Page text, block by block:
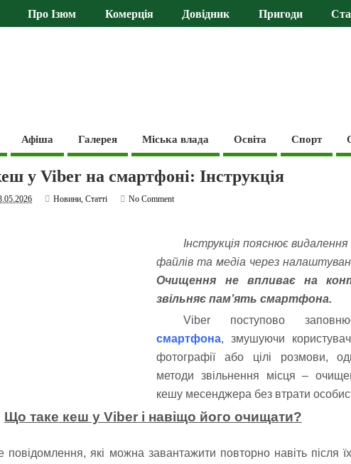
Про Ізюм Комерція Довідник Пригоди
Афіша Галерея Міська влада Освіта Спорт
у Viber на смартфоні: Інструкція
Новини,Статті
No Comment
Інструкція пояснює
файлів та медіа через
Очищення не впливає на
звільняє пам’ять смартфона.
Viber поступово
смартфона, змушуючи
фотографії або цілі розмови,
методи звільнення місця –
кешу месенджера без втрати
Що таке кеш у Viber і навіщо його очищати?
повідомлення, які можна завантажити повторно навіть після